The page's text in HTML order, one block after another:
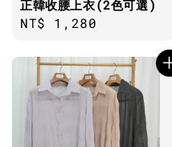
正韓收腰上衣(2色可選)
Regular
NT$ 1,280